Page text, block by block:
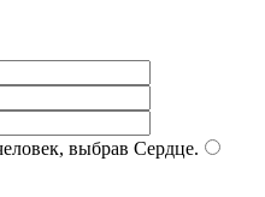
выбрав Сердце.